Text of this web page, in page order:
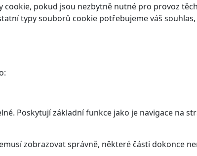
pokud jsou nezbytně nutné pro provoz
typy souborů cookie potřebujeme váš
Poskytují základní funkce jako je navigace na
zobrazovat správně, některé části dokonce